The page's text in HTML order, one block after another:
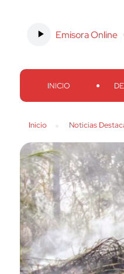
Emisora Online
INICIO
Inicio Noticias